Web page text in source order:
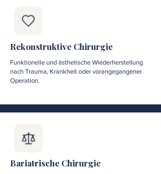
Rekonstruktive Chirurgie
Funktionelle und ästhetische Wiederherstellung
nach Trauma, Krankheit oder vorangegangener
Operation.
Bariatrische Chirurgie